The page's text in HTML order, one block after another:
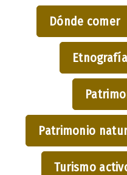
Dónde comer
Etnografía
Patrimonio
Turismo